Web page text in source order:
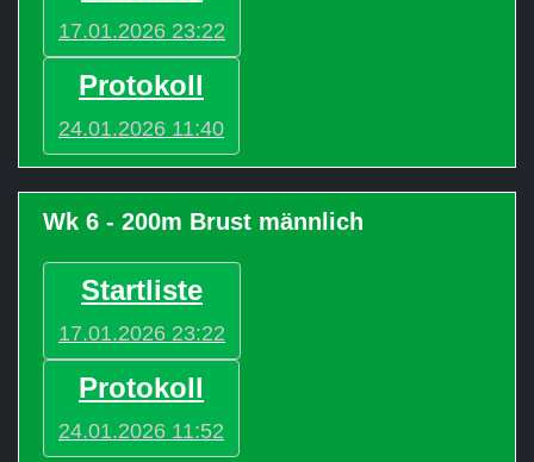
17.01.2026 23:22
Protokoll
24.01.2026 11:40
Wk 6 - 200m Brust männlich
Startliste
17.01.2026 23:22
Protokoll
24.01.2026 11:52